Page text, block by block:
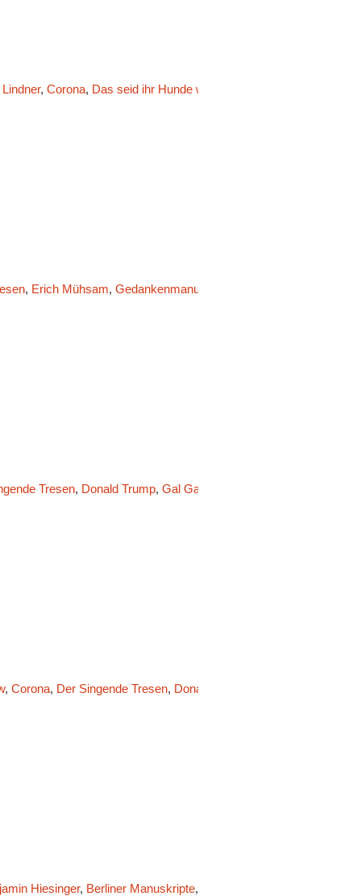
, Corona, Das seid ihr Hunde wert!
, Erich Mühsam, Gedankenmanufaktur
Tresen, Donald Trump, Gal Gadot
, Corona, Der Singende Tresen, Donald Trump
Hiesinger, Berliner Manuskripte,